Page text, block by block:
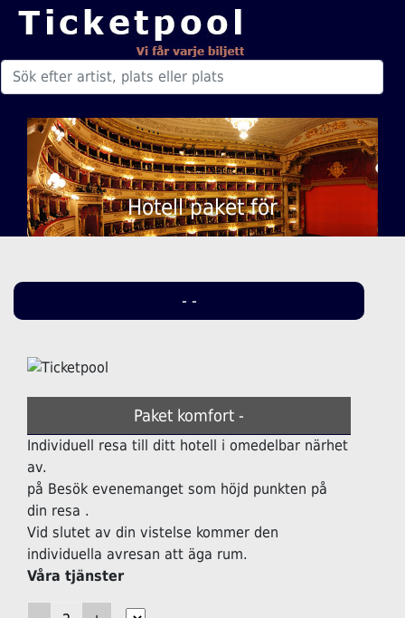
Hotell paket för
- -
Paket komfort -
Individuell resa till ditt hotell i omedelbar närhet
av.
på Besök evenemanget som höjd punkten på
din resa .
Vid slutet av din vistelse kommer den
individuella avresan att äga rum.
Våra tjänster